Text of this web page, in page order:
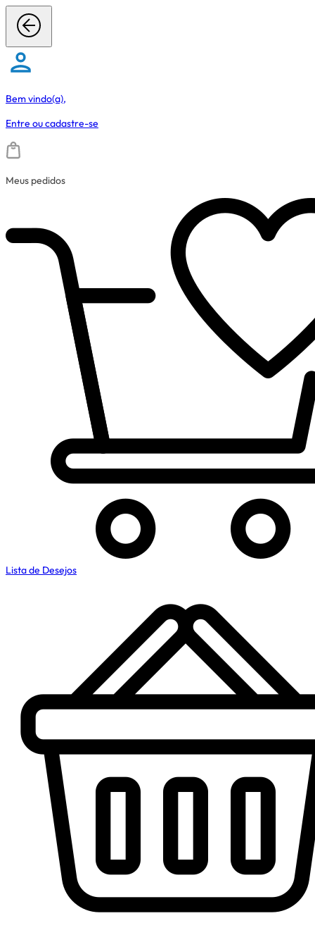
Bem vindo(a),
Entre oucadastre-se
Meus pedidos
Lista de Desejos